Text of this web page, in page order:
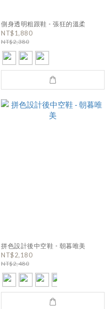
側身透明粗跟鞋 - 張狂的溫柔
NT$1,880
NT$2,380
拼色設計後中空鞋 - 朝暮唯美
NT$2,180
NT$2,480